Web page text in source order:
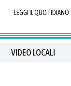
LEGGI IL QUOTIDIANO
VIDEO LOCALI